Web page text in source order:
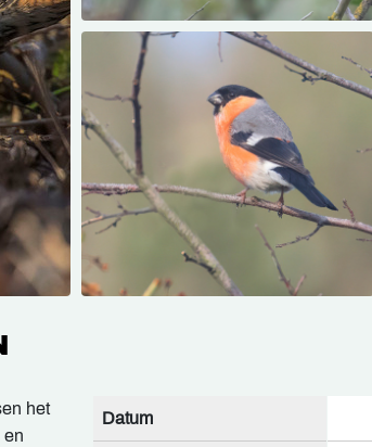
het
en
Datum